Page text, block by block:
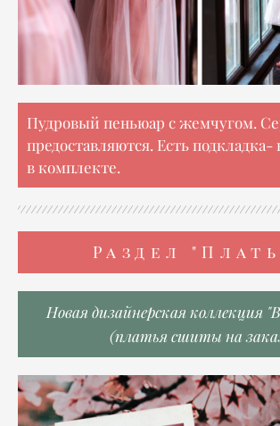
Пудровый пеньюар с жемчугом.
предоставляются. Есть
в комплекте.
Раздел
Новая дизайнерская коллекция
(платья сшиты на